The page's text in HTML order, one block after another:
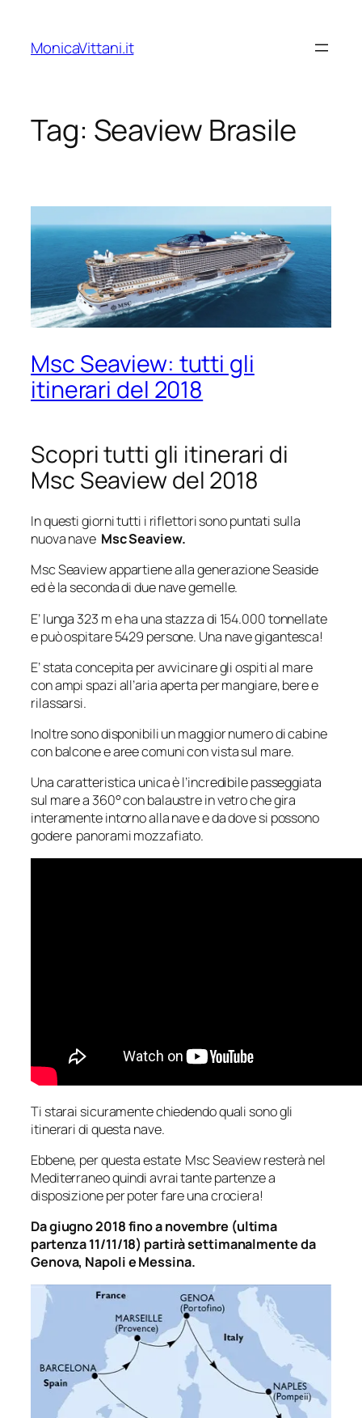
contenuto
MonicaVittani.it
Tag: Seaview Brasile
Msc Seaview: tutti gli
itinerari del 2018
Scopri tutti gli itinerari di
Msc Seaview del 2018
In questi giorni tutti i riflettori sono puntati sulla
nuova nave Msc Seaview.
Msc Seaview appartiene alla generazione Seaside
ed è la seconda di due nave gemelle.
E’ lunga 323 m e ha una stazza di 154.000 tonnellate
e può ospitare 5429 persone. Una nave gigantesca!
E’ stata concepita per avvicinare gli ospiti al mare
con ampi spazi all’aria aperta per mangiare, bere e
rilassarsi.
Inoltre sono disponibili un maggior numero di cabine
con balcone e aree comuni con vista sul mare.
Una caratteristica unica è l’incredibile passeggiata
sul mare a 360° con balaustre in vetro che gira
interamente intorno alla nave e da dove si possono
godere panorami mozzafiato.
Ti starai sicuramente chiedendo quali sono gli
itinerari di questa nave.
Ebbene, per questa estate Msc Seaview resterà nel
Mediterraneo quindi avrai tante partenze a
disposizione per poter fare una crociera!
Da giugno 2018 fino a novembre (ultima
partenza 11/11/18) partirà settimanalmente da
Genova, Napoli e Messina.